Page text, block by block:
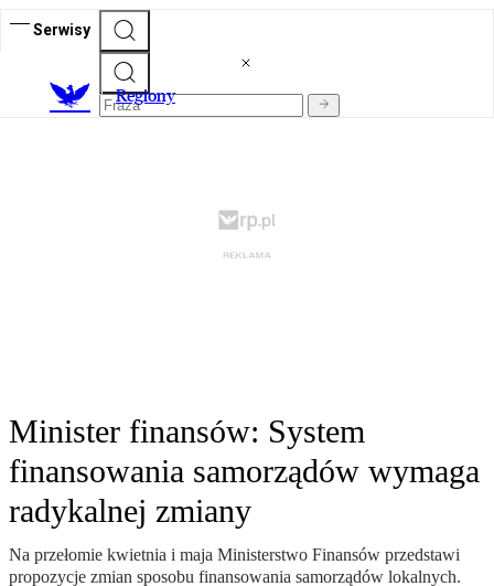
Serwisy
Regiony
Minister finansów: System
finansowania samorządów wymaga
radykalnej zmiany
Na przełomie kwietnia i maja Ministerstwo Finansów przedstawi
propozycje zmian sposobu finansowania samorządów lokalnych.